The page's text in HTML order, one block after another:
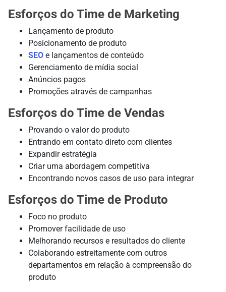
Esforços do Time de Marketing
Lançamento de produto
Posicionamento de produto
SEO e lançamentos de conteúdo
Gerenciamento de mídia social
Anúncios pagos
Promoções através de campanhas
Esforços do Time de Vendas
Provando o valor do produto
Entrando em contato direto com clientes
Expandir estratégia
Criar uma abordagem competitiva
Encontrando novos casos de uso para integrar
Esforços do Time de Produto
Foco no produto
Promover facilidade de uso
Melhorando recursos e resultados do cliente
Colaborando estreitamente com outros
departamentos em relação à compreensão do
produto